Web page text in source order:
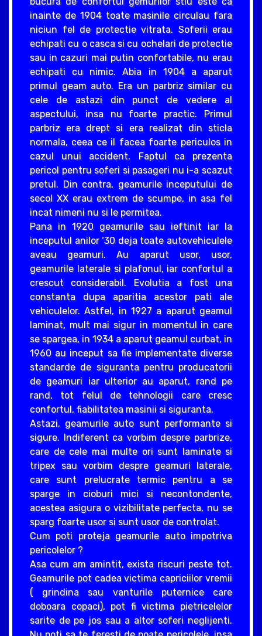
inainte de 1904 toate masinile circulau fara
niciun fel de protectie vitrata. Soferii erau
echipati cu o casca si cu ochelari de protectie
sau in cazuri mai putin confortabile, nu erau
echipati cu nimic. Abia in 1904 a aparut
primul geam auto. Era un parbriz similar cu
cele de astazi din punct de vedere al
aspectului, insa nu foarte practic. Primul
parbriz era drept si era realizat din sticla
normala, ceea ce il facea foarte periculos in
cazul unui accident. Faptul ca prezenta
pericol pentru soferi si pasageri nu i-a scazut
pretul. Din contra, geamurile inceputului de
secol XX erau extrem de scumpe, in asa fel
incat nimeni nu si le permitea.
Pana in 1920 geamurile sau ieftinit iar la
inceputul anilor ‘30 deja toate autovehiculele
aveau geamuri. Au aparut usor, usor,
geamurile laterale si plafonul, iar confortul a
crescut considerabil. Evolutia a fost una
constanta dupa aparitia acestor pati ale
vehiculelor. Astfel, in 1927 a aparut geamul
laminat, mult mai sigur in momentul in care
se spargea, in 1934 a aparut geamul curbat, in
1960 au inceput sa fie implementate diverse
standarde de siguranta pentru producatorii
de geamuri iar ulterior au aparut, rand pe
rand, tot felul de tehnologii care cresc
confortul, fiabilitatea masinii si siguranta.
Astazi, geamurile auto sunt performante si
sigure. Indiferent ca vorbim despre parbrize,
care de cele mai multe ori sunt laminate si
tripex sau vorbim despre geamuri laterale,
care sunt prelucrate termic pentru a se
sparge in cioburi mici si necontondente,
acestea asigura o vizibilitate perfecta, nu se
sparg foarte usor si sunt usor de controlat.
Cum poti proteja geamurile auto impotriva
pericolelor ?
Asa cum am amintit, exista riscuri peste tot.
Geamurile pot cadea victima capriciilor vremii
( grindina sau vanturile puternice care
doboara copaci), pot fi victima pietricelelor
sarite de pe jos sau a altor soferi neglijenti.